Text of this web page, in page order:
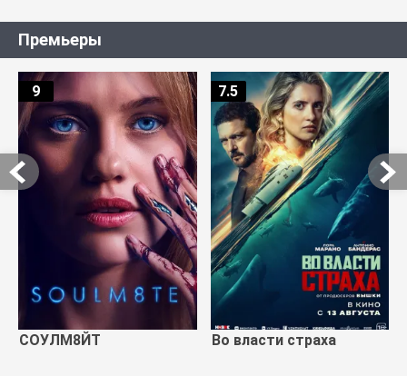
Премьеры
СОУЛМ8ЙТ
9
Во власти страха
7.5